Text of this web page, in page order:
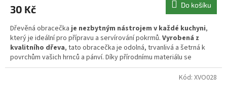
30 Kč Do košíku
Dřevěná obracečkaje nezbytným nástrojem v každé kuchyni,
který je ideální pro přípravu a servírování pokrmů. Vyrobená z
kvalitního dřeva, tato obracečka je odolná, trvanlivá a šetrná k
povrchům vašich hrnců a pánví. Díky přírodnímu materiálu se
dřevěná obracečka nezahřívá, což zajišťuje bezpečné a pohodlné
Kód: XVO028